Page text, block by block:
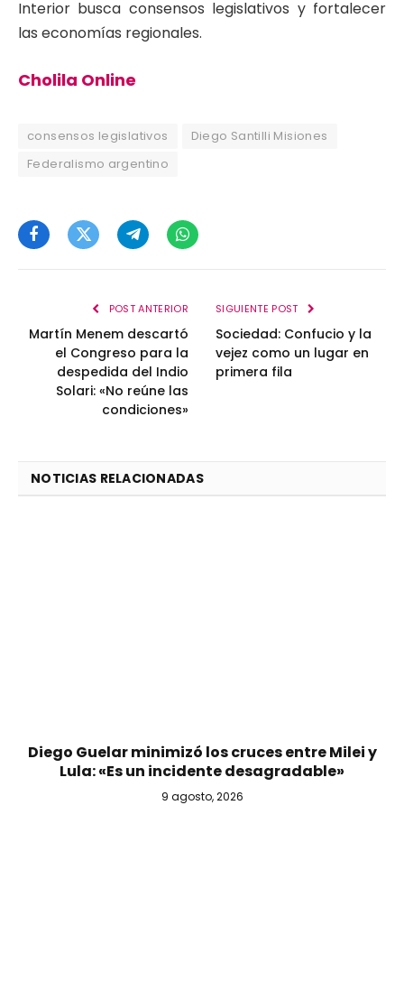
Interior busca consensos legislativos y fortalecer
las economías regionales.
Cholila Online
consensos legislativos
Diego Santilli Misiones
Federalismo argentino
FacebookTwitterTelegramWhatsApp
POST ANTERIOR
Martín Menem descartó
el Congreso para la
despedida del Indio
Solari: «No reúne las
condiciones»
SIGUIENTE POST
Sociedad: Confucio y la
vejez como un lugar en
primera fila
NOTICIAS RELACIONADAS
Diego Guelar minimizó los cruces entre Milei y
Lula: «Es un incidente desagradable»
9 agosto, 2026